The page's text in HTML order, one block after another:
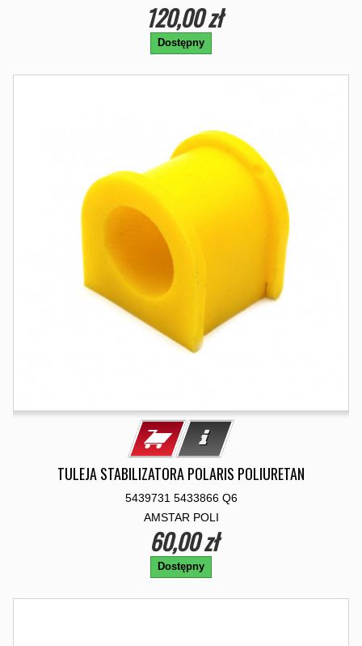
120,00 zł
Dostępny
TULEJA STABILIZATORA POLARIS POLIURETAN
5439731 5433866 Q6
AMSTAR POLI
60,00 zł
Dostępny